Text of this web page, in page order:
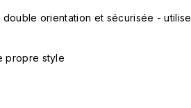
double orientation et sécurisée -
propre style